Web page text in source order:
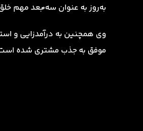
به‌روز به عنوان سه ُبعد مهم
موفق به جذب مشتری شده